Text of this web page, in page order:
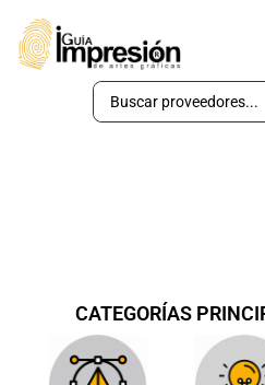
CATEGORÍAS